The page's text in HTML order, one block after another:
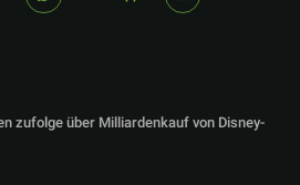
zufolge über Milliardenkauf von Disney-